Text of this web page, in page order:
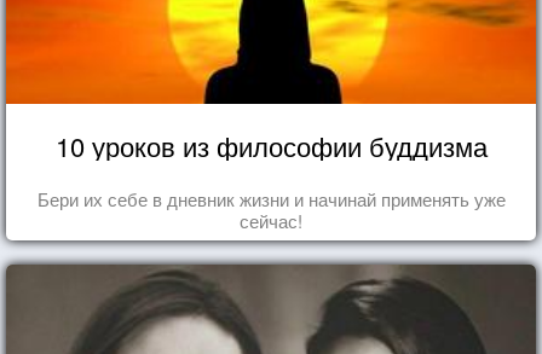
10 уроков из философии буддизма
Бери их себе в дневник жизни и начинай применять уже
сейчас!